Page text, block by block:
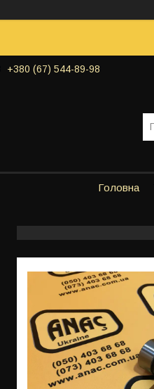
+380 (67) 544-89-98
Головна